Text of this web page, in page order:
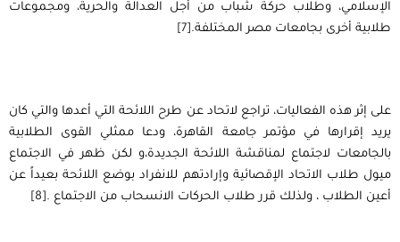
الإسلامي، وطلاب حركة شباب من أجل العدالة والحرية، ومجموعات
طلابية أخرى بجامعات مصر المختلفة.[7]
على إثر هذه الفعاليات، تراجع لاتحاد عن طرح اللائحة التي أعدها والتي كان
يريد إقرارها في مؤتمر جامعة القاهرة، ودعا ممثلي القوى الطلابية
بالجامعات لاجتماع لمناقشة اللائحة الجديدة،و لكن ظهر في الاجتماع
ميول طلاب الاتحاد الإقصائية وإرادتهم للانفراد بوضع اللائحة بعيداً عن
أعين الطلاب ، ولذلك قرر طلاب الحركات الانسحاب من الاجتماع . [8]